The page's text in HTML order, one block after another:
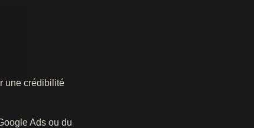
une crédibilité
Ads ou du